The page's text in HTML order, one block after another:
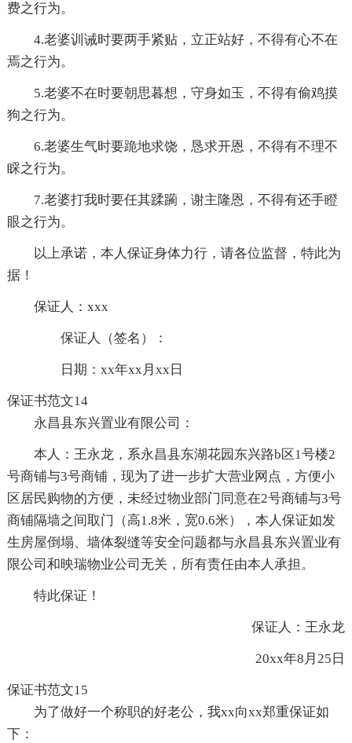
费之行为。
4.老婆训诫时要两手紧贴，立正站好，不得有心不在
焉之行为。
5.老婆不在时要朝思暮想，守身如玉，不得有偷鸡摸
狗之行为。
6.老婆生气时要跪地求饶，恳求开恩，不得有不理不
睬之行为。
7.老婆打我时要任其蹂躏，谢主隆恩，不得有还手瞪
眼之行为。
以上承诺，本人保证身体力行，请各位监督，特此为
据！
保证人：xxx
保证人（签名）：
日期：xx年xx月xx日
保证书范文14
永昌县东兴置业有限公司：
本人：王永龙，系永昌县东湖花园东兴路b区1号楼2
号商铺与3号商铺，现为了进一步扩大营业网点，方便小
区居民购物的方便，未经过物业部门同意在2号商铺与3号
商铺隔墙之间取门（高1.8米，宽0.6米），本人保证如发
生房屋倒塌、墙体裂缝等安全问题都与永昌县东兴置业有
限公司和映瑞物业公司无关，所有责任由本人承担。
特此保证！
保证人：王永龙
20xx年8月25日
保证书范文15
为了做好一个称职的好老公，我xx向xx郑重保证如
下：